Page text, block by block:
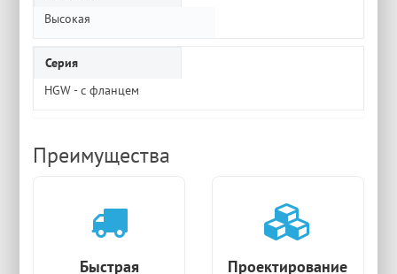
Высокая
Серия
HGW - с фланцем
Преимущества
Быстрая
Проектирование